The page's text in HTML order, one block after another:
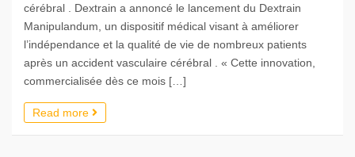
cérébral . Dextrain a annoncé le lancement du Dextrain
Manipulandum, un dispositif médical visant à améliorer
l’indépendance et la qualité de vie de nombreux patients
après un accident vasculaire cérébral . « Cette innovation,
commercialisée dès ce mois […]
Read more